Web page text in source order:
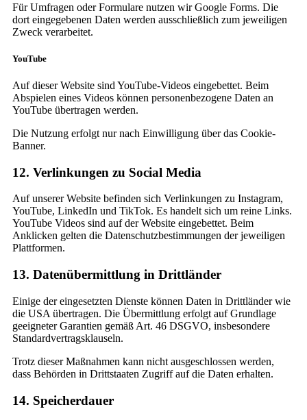
Für Umfragen oder Formulare nutzen wir Google Forms. Die
dort eingegebenen Daten werden ausschließlich zum jeweiligen
Zweck verarbeitet.
YouTube
Auf dieser Website sind YouTube-Videos eingebettet. Beim
Abspielen eines Videos können personenbezogene Daten an
YouTube übertragen werden.
Die Nutzung erfolgt nur nach Einwilligung über das Cookie-
Banner.
12. Verlinkungen zu Social Media
Auf unserer Website befinden sich Verlinkungen zu Instagram,
YouTube, LinkedIn und TikTok. Es handelt sich um reine Links.
YouTube Videos sind auf der Website eingebettet. Beim
Anklicken gelten die Datenschutzbestimmungen der jeweiligen
Plattformen.
13. Datenübermittlung in Drittländer
Einige der eingesetzten Dienste können Daten in Drittländer wie
die USA übertragen. Die Übermittlung erfolgt auf Grundlage
geeigneter Garantien gemäß Art. 46 DSGVO, insbesondere
Standardvertragsklauseln.
Trotz dieser Maßnahmen kann nicht ausgeschlossen werden,
dass Behörden in Drittstaaten Zugriff auf die Daten erhalten.
14. Speicherdauer